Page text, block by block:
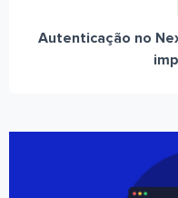
Autenticação no